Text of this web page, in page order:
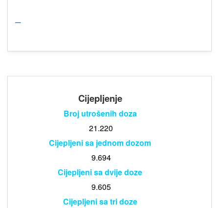
Cijepljenje
Broj utrošenih doza
21.220
Cijepljeni sa jednom dozom
9.694
Cijepljeni sa dvije doze
9.605
Cijepljeni sa tri doze